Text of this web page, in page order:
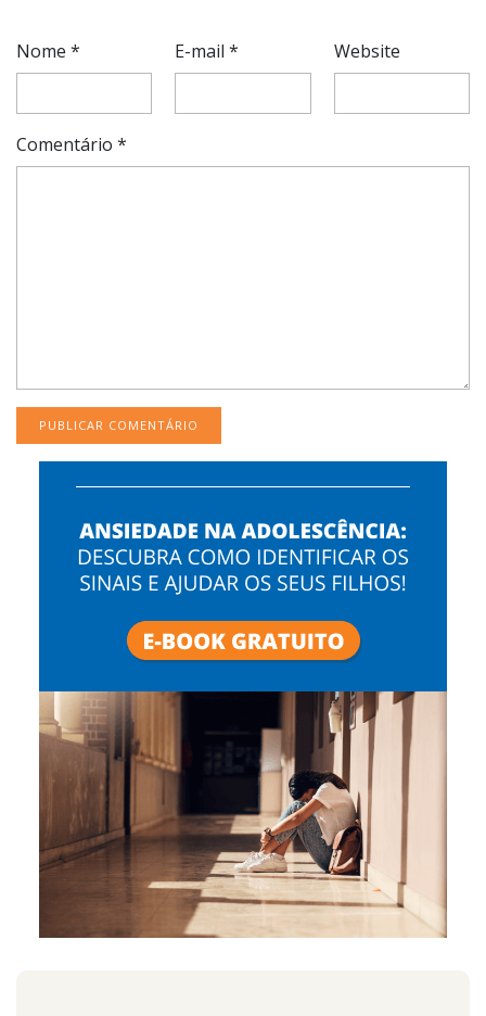
Nome * E-mail* Website
Comentário *